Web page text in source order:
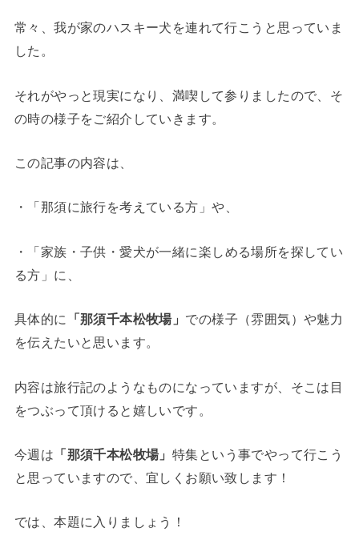
常々、我が家のハスキー犬を連れて行こうと思っていま
した。
それがやっと現実になり、満喫して参りましたので、そ
の時の様子をご紹介していきます。
この記事の内容は、
・ 「那須に旅行を考えている方」や、
・
「家族・子供・愛犬が一緒に楽しめる場所を探してい
る方」 に、
具体的に 「那須千本松牧場」 での様子（雰囲気）や魅力
を伝えたいと思います。
内容は旅行記のようなものになっていますが、そこは目
をつぶって頂けると嬉しいです。
今週は 「那須千本松牧場」 特集という事でやって行こう
と思っていますので、宜しくお願い致します！
では、本題に入りましょう！